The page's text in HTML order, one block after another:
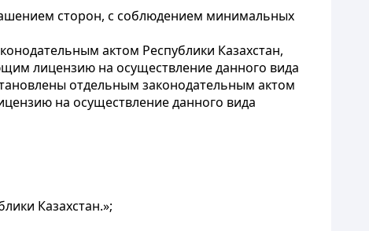
сторон, с соблюдением минимальных
актом Республики Казахстан,
лицензию на осуществление данного вида
отдельным законодательным актом
на осуществление данного вида
Казахстан.»;